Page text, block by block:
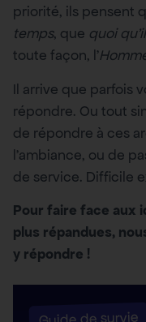
priorité, ils pensent
temps, que quoi
toute façon, l’
Il arrive que parfois
répondre. Ou tout
de répondre à ces
l’ambiance, ou de
de service. Difficile
Pour faire face aux
plus répandues,
y répondre !